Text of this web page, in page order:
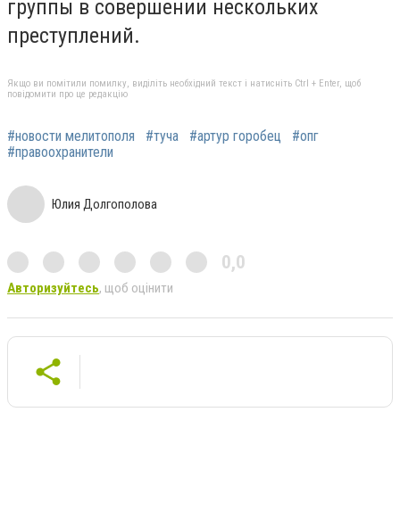
группы в совершении нескольких
преступлений.
Якщо ви помітили помилку, виділіть необхідний текст і натисніть Ctrl + Enter, щоб
повідомити про це редакцію
#новости мелитополя #туча #артур горобец
#опг
#правоохранители
Юлия Долгополова
0,0
Авторизуйтесь, щоб оцінити